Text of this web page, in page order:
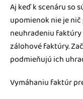
Aj keď k scenáru so
upomienok nie je
neuhradeniu
zálohové faktúry.
podmieňujú ich
Vymáhaniu faktúr